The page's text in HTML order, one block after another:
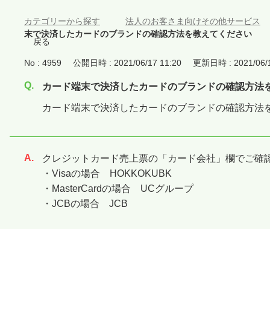
カテゴリーから探す
法人のお客さま向けその他サービス
末で決済したカードのブランドの確認方法を教えてください
戻る
No : 4959 公開日時 : 2021/06/17 11:20 更新日時 : 2021/
カード端末で決済したカードのブランドの確認方法
カード端末で決済したカードのブランドの確認方法
回答
クレジットカード売上票の「カード会社」欄でご確
・Visaの場合 HOKKOKUBK
・MasterCardの場合 UCグループ
・JCBの場合 JCB